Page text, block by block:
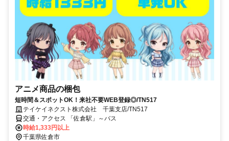
アニメ商品の梱包
短時間＆スポットOK！来社不要WEB登録◎/TN517
テイケイネクスト株式会社 千葉支店/TN517
交通・アクセス 「佐倉駅」～バス
時給1,333円以上
千葉県佐倉市